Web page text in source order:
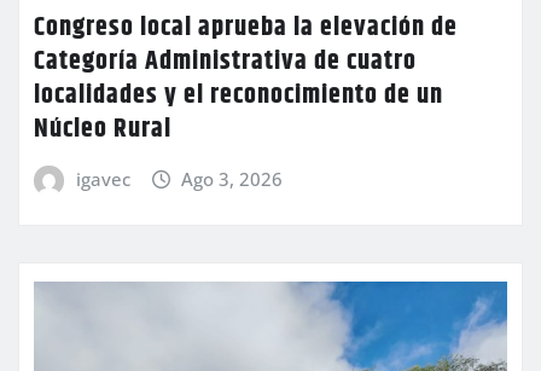
Congreso local aprueba la elevación de
Categoría Administrativa de cuatro
localidades y el reconocimiento de un
Núcleo Rural
igavec Ago 3, 2026